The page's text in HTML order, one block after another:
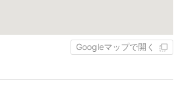
Googleマップで開く